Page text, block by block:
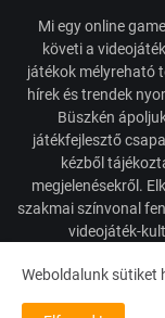
Mi egy online
követi a
játékok mélyreható
hírek és trendek
Büszkén
játékfejlesztő
kézből
megjelenésekről.
szakmai színvonal
videojáték-
Weboldalunk sütiket